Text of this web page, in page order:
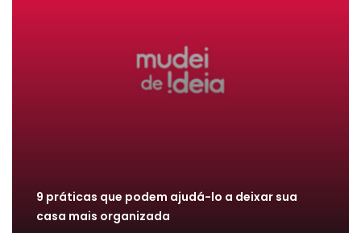
9 práticas que podem ajudá-lo a deixar sua
casa mais organizada